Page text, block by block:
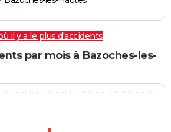
il y a le plus d'accidents
par mois à Bazoches-les-